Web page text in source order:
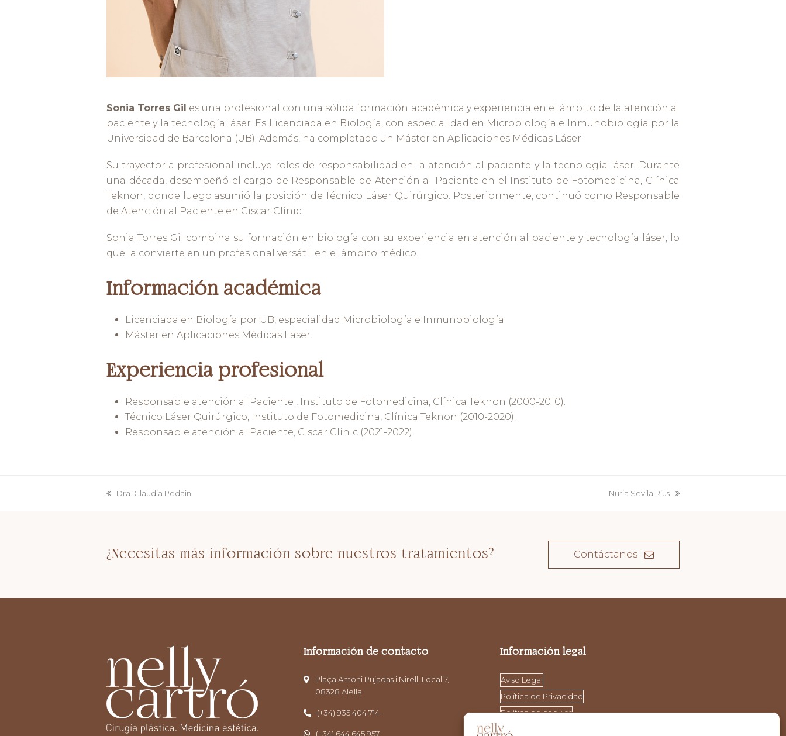
Sonia Torres Gil es una profesional con una sólida formación académica y experiencia en el ámbito de la atención al
paciente y la tecnología láser. Es Licenciada en Biología, con especialidad en Microbiología e Inmunobiología por la
Universidad de Barcelona (UB). Además, ha completado un Máster en Aplicaciones Médicas Láser.
Su trayectoria profesional incluye roles de responsabilidad en la atención al paciente y la tecnología láser. Durante
una década, desempeñó el cargo de Responsable de Atención al Paciente en el Instituto de Fotomedicina, Clínica
Teknon, donde luego asumió la posición de Técnico Láser Quirúrgico. Posteriormente, continuó como Responsable
de Atención al Paciente en Ciscar Clínic.
Sonia Torres Gil combina su formación en biología con su experiencia en atención al paciente y tecnología láser, lo
que la convierte en un profesional versátil en el ámbito médico.
Información académica
Licenciada en Biología por UB, especialidad Microbiología e Inmunobiología.
Máster en Aplicaciones Médicas Laser.
Experiencia profesional
Responsable atención al Paciente , Instituto de Fotomedicina, Clínica Teknon (2000-2010).
Técnico Láser Quirúrgico, Instituto de Fotomedicina, Clínica Teknon (2010-2020).
Responsable atención al Paciente, Ciscar Clínic (2021-2022).
previous
Dra. Claudia Pedain
next
Nuria Sevila Rius
¿Necesitas más información sobre nuestros tratamientos? Contáctanos
Información de contacto
Plaça Antoni Pujadas i Nirell, Local 7,
08328 Alella
(+34) 935 404 714
(+34) 644 645 957
Información legal
Aviso Legal
Política de Privacidad
Política de cookies